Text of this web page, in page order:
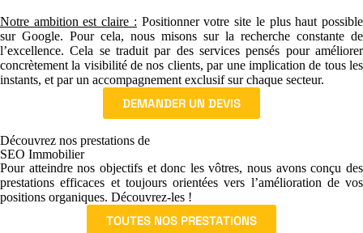
Notre ambition est claire : Positionner votre site le plus haut possible
sur Google. Pour cela, nous misons sur la recherche constante de
l’excellence. Cela se traduit par des services pensés pour améliorer
concrètement la visibilité de nos clients, par une implication de tous les
instants, et par un accompagnement exclusif sur chaque secteur.
DEMANDER UN DEVIS
Découvrez nos prestations de
SEO Immobilier
Pour atteindre nos objectifs et donc les vôtres, nous avons conçu des
prestations efficaces et toujours orientées vers l’amélioration de vos
positions organiques. Découvrez-les !
TOUTES NOS PRESTATIONS